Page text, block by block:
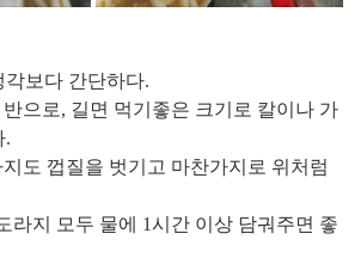
각보다 간단하다.
으로, 길면 먹기좋은 크기로 칼이나 가
.
도 껍질을 벗기고 마찬가지로 위처럼
라지 모두 물에 1시간 이상 담궈주면 좋